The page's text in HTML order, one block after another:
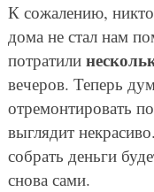
К сожалению,
дома не стал нам
потратили
вечеров. Теперь
отремонтировать
выглядит
собрать деньги
снова сами.